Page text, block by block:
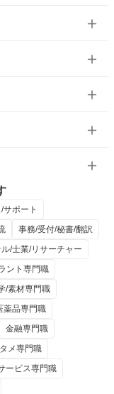
ポート
事務/受付/秘書/翻訳
/士業/リサーチャー
ント専門職
/素材専門職
薬品専門職
金融専門職
メ専門職
ービス専門職